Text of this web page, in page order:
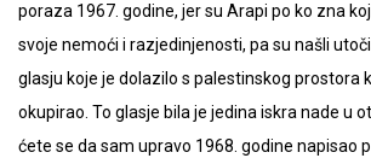
poraza 1967. godine, jer su Arapi po ko zna
svoje nemoći i razjedinjenosti, pa su našli
glasju koje je dolazilo s palestinskog prostora
okupirao. To glasje bila je jedina iskra nade u
ćete se da sam upravo 1968. godine napisao